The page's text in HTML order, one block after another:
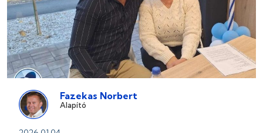
Fazekas Norbert
Alapító